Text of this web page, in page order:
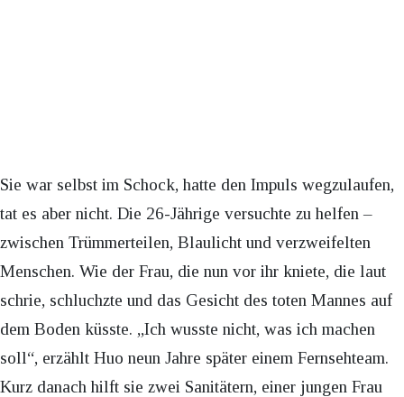
Sie war selbst im Schock, hatte den Impuls wegzulaufen,
tat es aber nicht. Die 26-Jährige versuchte zu helfen –
zwischen Trümmerteilen, Blaulicht und verzweifelten
Menschen. Wie der Frau, die nun vor ihr kniete, die laut
schrie, schluchzte und das Gesicht des toten Mannes auf
dem Boden küsste. „Ich wusste nicht, was ich machen
soll“, erzählt Huo neun Jahre später einem Fernsehteam.
Kurz danach hilft sie zwei Sanitätern, einer jungen Frau